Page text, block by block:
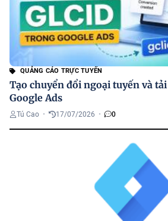
QUẢNG CÁO TRỰC TUYẾN
Tạo chuyển đổi ngoại tuyến và
Google Ads
Tú Cao • 17/07/2026 • 0